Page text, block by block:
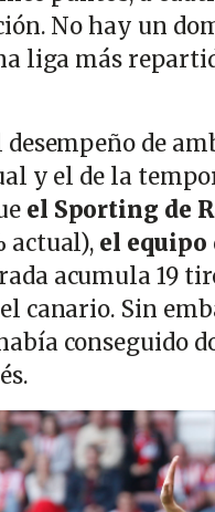
No hay un
liga más
de
y el de la
el Sporting de
actual), el equipo
acumula 19
canario. Sin
conseguido